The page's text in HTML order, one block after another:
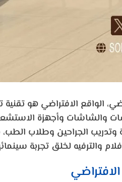
الواقع الافتراضي هو
والشاشات وأجهزة
وتدريب الجراحين وطلاب
والترفيه لخلق تجربة